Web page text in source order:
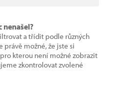
nenašel?
a třídit podle různých
právě možné, že jste si
kterou není možné zobrazit
zkontrolovat zvolené